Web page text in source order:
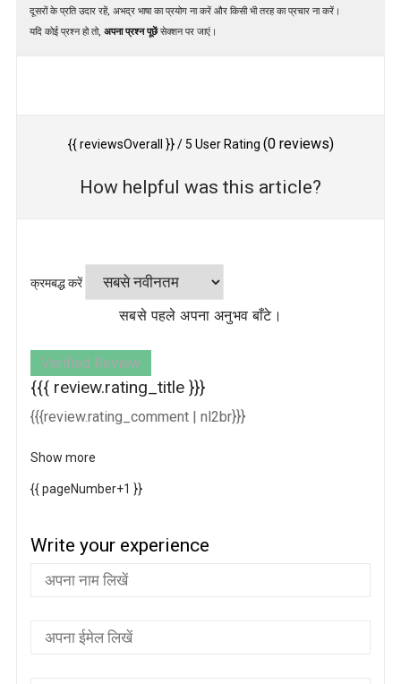
दूसरों के प्रति उदार रहें, अभद्र भाषा का प्रयोग ना करें और किसी भी तरह का प्रचार ना करें।
यदि कोई प्रश्न हो तो, अपना प्रश्न पूछेंसेक्शन पर जाएं।
{{ reviewsOverall }}/ 5 User Rating (0reviews)
How helpful was this article?
क्रमबद्ध करें
सबसे पहले अपना अनुभव बाँटे।
Verified Review
{{{ review.rating_title }}}
{{{review.rating_comment | nl2br}}}
Show more
{{ pageNumber+1 }}
Write your experience